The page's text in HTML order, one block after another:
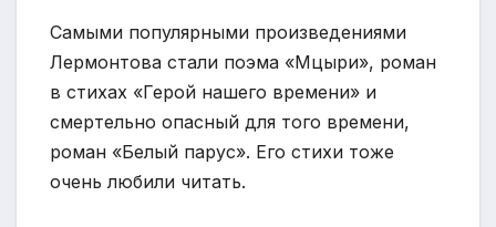
Самыми популярными произведениями
Лермонтова стали поэма «Мцыри», роман
в стихах «Герой нашего времени» и
смертельно опасный для того времени,
роман «Белый парус». Его стихи тоже
очень любили читать.